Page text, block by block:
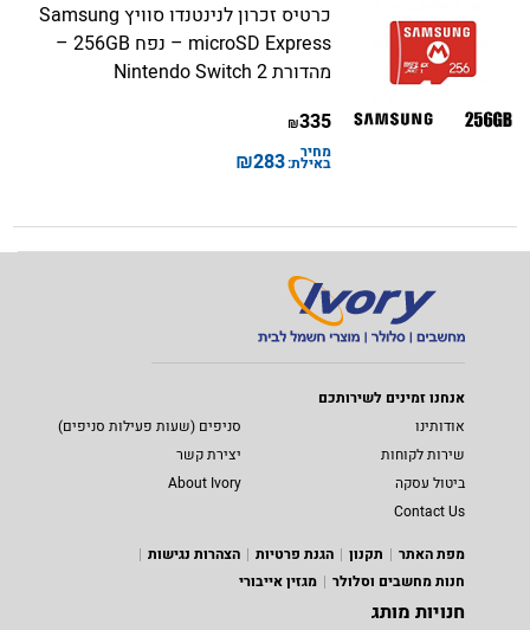
כרטיס זכרון לנינטנדו סוויץ Samsung
microSD Express – נפח 256GB –
מהדורת Nintendo Switch 2
335
₪
מחיר
באילת:283
₪
אנחנו זמינים לשירותכם
אודותינו
סניפים (שעות פעילות סניפים)
שירות לקוחות
יצירת קשר
ביטול עסקה
About Ivory
Contact Us
מפת האתר
תקנון הגנת פרטיות
הצהרות נגישות
חנות מחשבים וסלולר
מגזין אייבורי
חנויות מותג